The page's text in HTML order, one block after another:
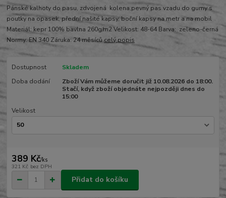
Pánské kalhoty do pasu, zdvojená kolena,pevný pas vzadu do gumy s
poutky na opasek, přední našité kapsy, boční kapsy na metr a na mobil
Materiál: kepr 100% bavlna 260g/m2 Velikost: 48-64 Barva: zeleno-černá
Normy: EN 340 Záruka: 24 měsícůcelý popis
Dostupnost
Skladem
Doba dodání
Zboží Vám můžeme doručit již 10.08.2026 do 18:00.
Stačí, když zboží objednáte nejpozději dnes do
15:00
Velikost
389 Kč/ks
321 Kč bez DPH
Přidat do košíku